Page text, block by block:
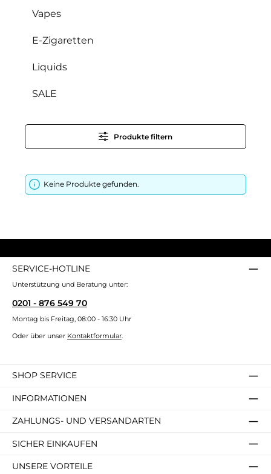
Vapes
E-Zigaretten
Liquids
SALE
Produkte filtern
Keine Produkte gefunden.
SERVICE-HOTLINE
Unterstützung und Beratung unter:
0201 - 876 549 70
Montag bis Freitag, 08:00 - 16:30 Uhr
Oder über unser Kontaktformular.
SHOP SERVICE
INFORMATIONEN
ZAHLUNGS- UND VERSANDARTEN
SICHER EINKAUFEN
UNSERE VORTEILE